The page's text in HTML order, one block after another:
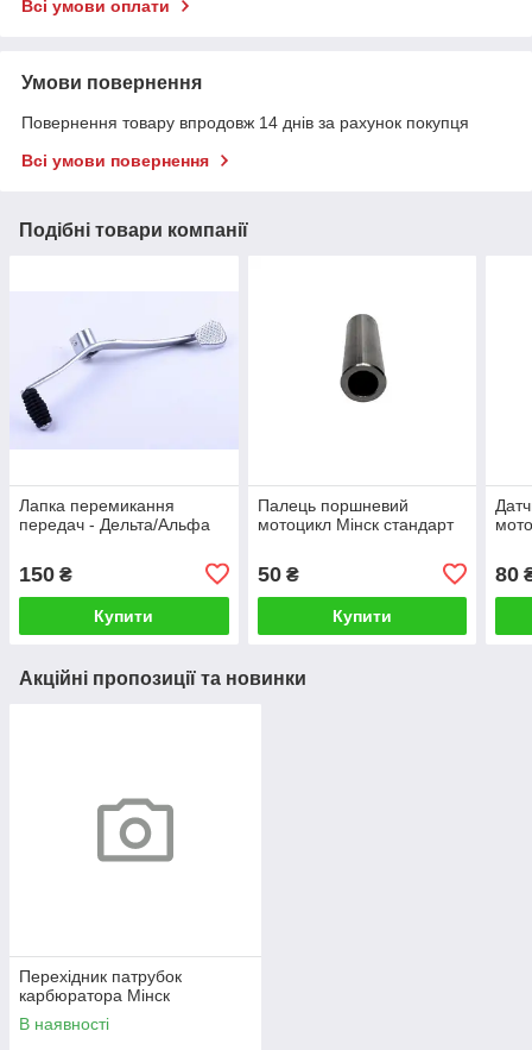
Всі умови оплати
Умови повернення
Повернення товару впродовж 14 днів за рахунок покупця
Всі умови повернення
Подібні товари компанії
Лапка перемикання
передач - Дельта/Альфа
150 ₴
Купити
Палець поршневий
мотоцикл Мінск стандарт
50₴
Купити
80
Акційні пропозиції та новинки
Перехідник патрубок
карбюратора Мінск
В наявності